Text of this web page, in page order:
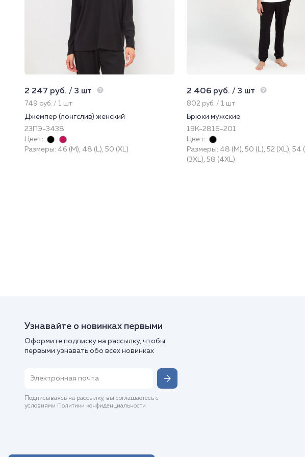
2 247 руб. / 3 шт
749 руб. / 1 шт
Джемпер (лонгслив) женский
23ПЭ-3438
Цвет:
Размеры: 46 (M), 48 (L), 50 (XL)
2 406 руб. / 3 шт
802 руб. / 1 шт
Брюки мужские
19К-2816-201
Цвет:
Размеры: 48 (M), 50 (L), 52 (XL), 54
(3XL), 58 (4XL)
Узнавайте о новинках первыми
Оформите подписку на рассылку, чтобы
первыми узнавать обо всех новинках
Подписываясь на рассылку, вы соглашаетесь с
условиями Политики конфиденциальности